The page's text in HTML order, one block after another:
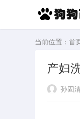
当前位置： 首
产妇
孙固清